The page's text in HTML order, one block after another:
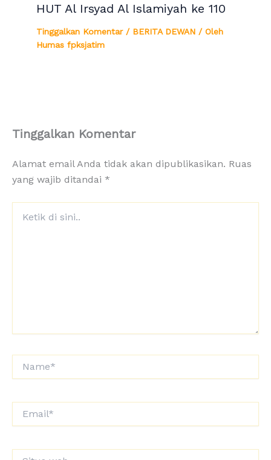
HUT Al Irsyad Al Islamiyah ke 110
Tinggalkan Komentar / BERITA DEWAN / Oleh
Humas fpksjatim
Tinggalkan Komentar
Alamat email Anda tidak akan dipublikasikan. Ruas
yang wajib ditandai *